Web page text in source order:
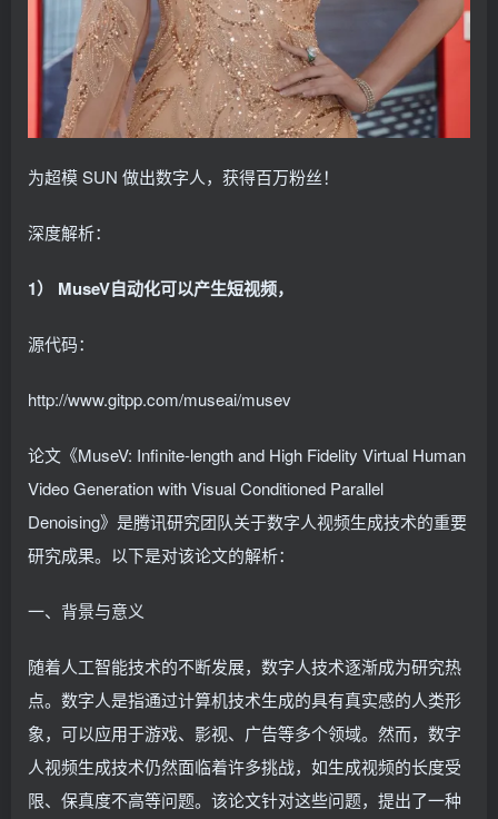
为超模 SUN 做出数字人，获得百万粉丝！
深度解析：
1） MuseV自动化可以产生短视频，
源代码：
http://www.gitpp.com/museai/musev
论文《MuseV: Infinite-length and High Fidelity Virtual Human
Video Generation with Visual Conditioned Parallel
Denoising》是腾讯研究团队关于数字人视频生成技术的重要
研究成果。以下是对该论文的解析：
一、背景与意义
随着人工智能技术的不断发展，数字人技术逐渐成为研究热
点。数字人是指通过计算机技术生成的具有真实感的人类形
象，可以应用于游戏、影视、广告等多个领域。然而，数字
人视频生成技术仍然面临着许多挑战，如生成视频的长度受
限、保真度不高等问题。该论文针对这些问题，提出了一种